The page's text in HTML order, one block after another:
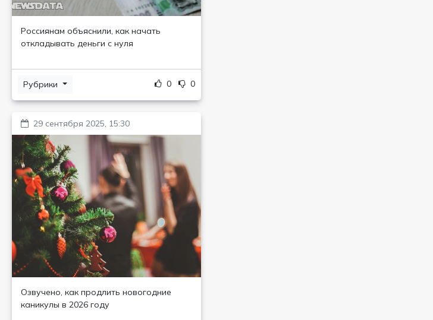
Россиянам объяснили, как начать
откладывать деньги с нуля
Рубрики 0 0
29 сентября 2025, 15:30
Озвучено, как продлить новогодние
каникулы в 2026 году